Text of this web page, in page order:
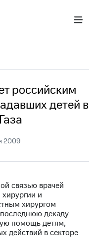
российским
детей в
2009
связью врачей
и
хирургом
декаду
помощь детям,
действий в секторе